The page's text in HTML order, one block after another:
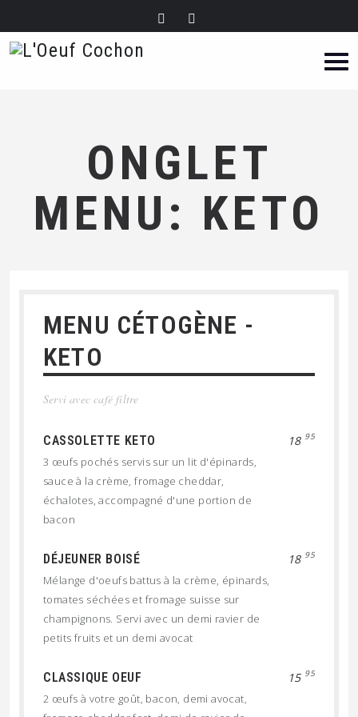
ONGLET
MENU: KETO
MENU CÉTOGÈNE -
KETO
Servi avec café filtre
CASSOLETTE KETO 18 95
3 œufs pochés servis sur un lit d'épinards,
sauce à la crème, fromage cheddar,
échalotes, accompagné d'une portion de
bacon
DÉJEUNER BOISÉ 18 95
Mélange d'oeufs battus à la crème, épinards,
tomates séchées et fromage suisse sur
champignons. Servi avec un demi ravier de
petits fruits et un demi avocat
CLASSIQUE OEUF 15 95
2 œufs à votre goût, bacon, demi avocat,